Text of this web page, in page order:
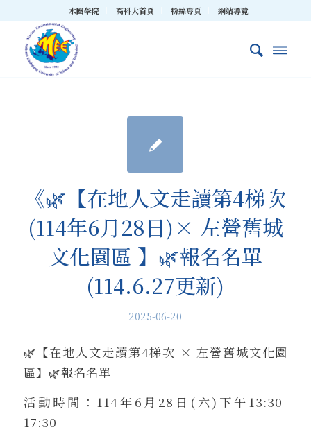
水圈學院 高科大首頁 粉絲專頁 網站導覽
《🌿【在地人文走讀第4梯次
(114年6月28日)× 左營舊城
文化園區 】🌿報名名單
(114.6.27更新)
2025-06-20
🌿【在地人文走讀第4梯次 × 左營舊城文化園
區】🌿報名名單
活動時間：114年6月28日(六)下午13:30-
17:30